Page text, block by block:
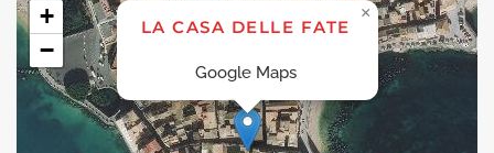
LA CASA DELLE FATE
Google Maps
×
+
−